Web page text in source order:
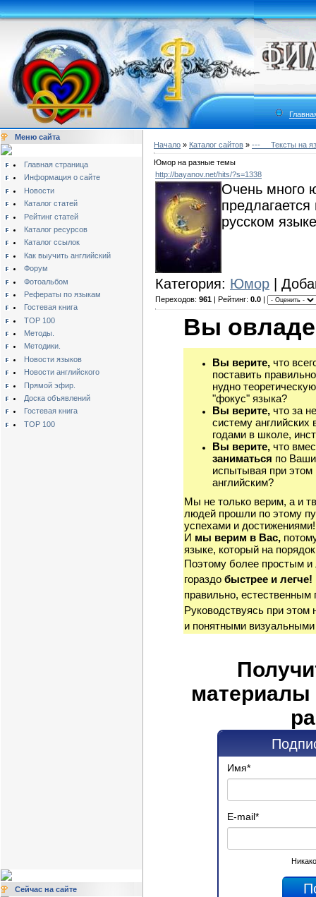
Меню сайта
Главная страница
Информация о сайте
Новости
Каталог статей
Рейтинг статей
Каталог ресурсов
Каталог ссылок
Как выучить английский
Форум
Фотоальбом
Рефераты по языкам
Гостевая книга
TOP 100
Методы.
Методики.
Новости языков
Новости английского
Прямой эфир.
Доска объявлений
Гостевая книга
TOP 100
Сейчас на сайте
Начало » Каталог сайтов » ---__ Тексты на
Юмор на разные темы
http://bayanov.net/hits/?s=1338
Очень много
предлагается
русском
Категория: Юмор |
Переходов: 961 | Рейтинг: 0.0 |
Вы
Вы верите, что
поставить
нудно
"фокус" языка?
Вы верите, что за
систему
годами в школе,
Вы верите, что
заниматься по
испытывая при этом
английским?
Мы не только верим, а и
людей прошли по этому
успехами и достижениями!
И мы верим в Вас,
языке, который на
Поэтому более простым
гораздо быстрее и легче!
правильно, естественным
Руководствуясь при
и понятными
материалы
Имя*
E-mail*